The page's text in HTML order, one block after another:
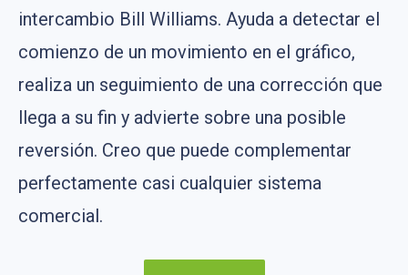
intercambio Bill Williams. Ayuda a detectar el
comienzo de un movimiento en el gráfico,
realiza un seguimiento de una corrección que
llega a su fin y advierte sobre una posible
reversión. Creo que puede complementar
perfectamente casi cualquier sistema
comercial.